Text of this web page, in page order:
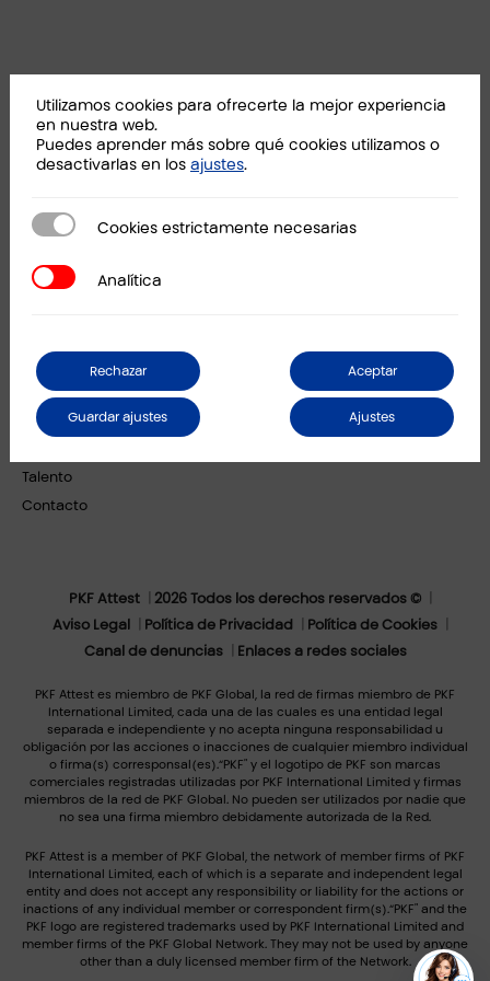
Servicios
Sectores
Área de Comunicación
Notas de prensa
Eventos
Talento
Contacto
PKF Attest
2026 Todos los derechos reservados ©
Aviso Legal
Política de Privacidad
Política de Cookies
Canal de denuncias
Enlaces a redes sociales
PKF Attest es miembro de PKF Global, la red de firmas miembro de PKF
International Limited, cada una de las cuales es una entidad legal
separada e independiente y no acepta ninguna responsabilidad u
obligación por las acciones o inacciones de cualquier miembro individual
o firma(s) corresponsal(es).“PKF" y el logotipo de PKF son marcas
comerciales registradas utilizadas por PKF International Limited y firmas
miembros de la red de PKF Global. No pueden ser utilizados por nadie que
no sea una firma miembro debidamente autorizada de la Red.
PKF Attest is a member of PKF Global, the network of member firms of PKF
International Limited, each of which is a separate and independent legal
entity and does not accept any responsibility or liability for the actions or
inactions of any individual member or correspondent firm(s).“PKF" and the
PKF logo are registered trademarks used by PKF International Limited and
member firms of the PKF Global Network. They may not be used by anyone
other than a duly licensed member firm of the Network.
Utilizamos cookies para ofrecerte la mejor experiencia
en nuestra web.
Puedes aprender más sobre qué cookies utilizamos o
desactivarlas en los ajustes.
Cookies estrictamente necesarias
Cookies estrictamente necesarias
AnalíticaAnalítica
Aceptar
Rechazar
Ajustes
Guardar ajustes